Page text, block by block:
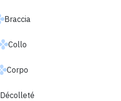
Braccia
Collo
Corpo
Décolleté